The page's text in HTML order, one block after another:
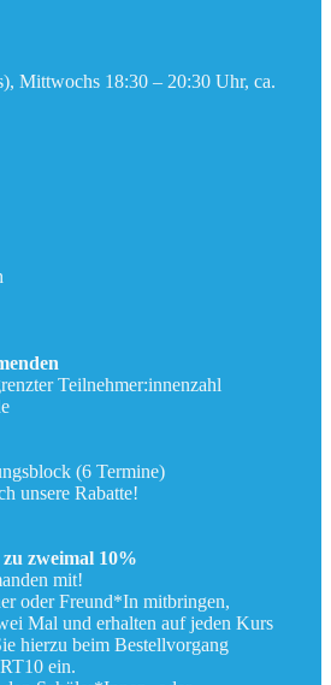
Mittwochs 18:30 – 20:30 Uhr, ca.
Teilnehmer:innenzahl
(6 Termine)
unsere Rabatte!
zweimal 10%
mit!
oder Freund*In mitbringen,
Mal und erhalten auf jeden Kurs
hierzu beim Bestellvorgang
ein.